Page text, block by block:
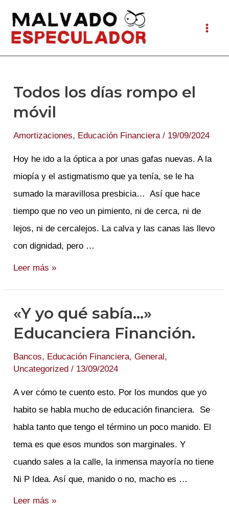
contenido
Todos los días rompo el
móvil
Amortizaciones, Educación Financiera/ 19/09/2024
Hoy he ido a la óptica a por unas gafas nuevas. A la
miopía y el astigmatismo que ya tenía, se le ha
sumado la maravillosa presbicia… Así que hace
tiempo que no veo un pimiento, ni de cerca, ni de
lejos, ni de cercalejos. La calva y las canas las llevo
con dignidad, pero …
Todos
rompo
el
móvil
Leer más »
«Y yo qué sabía…»
Educanciera Financión.
Bancos, Educación Financiera,General,
Uncategorized / 13/09/2024
A ver cómo te cuento esto. Por los mundos que yo
habito se habla mucho de educación financiera. Se
habla tanto que tengo el término un poco manido. El
tema es que esos mundos son marginales. Y
cuando sales a la calle, la inmensa mayoría no tiene
Ni P Idea. Así que, manido o no, macho es …
«Y
Leer más »